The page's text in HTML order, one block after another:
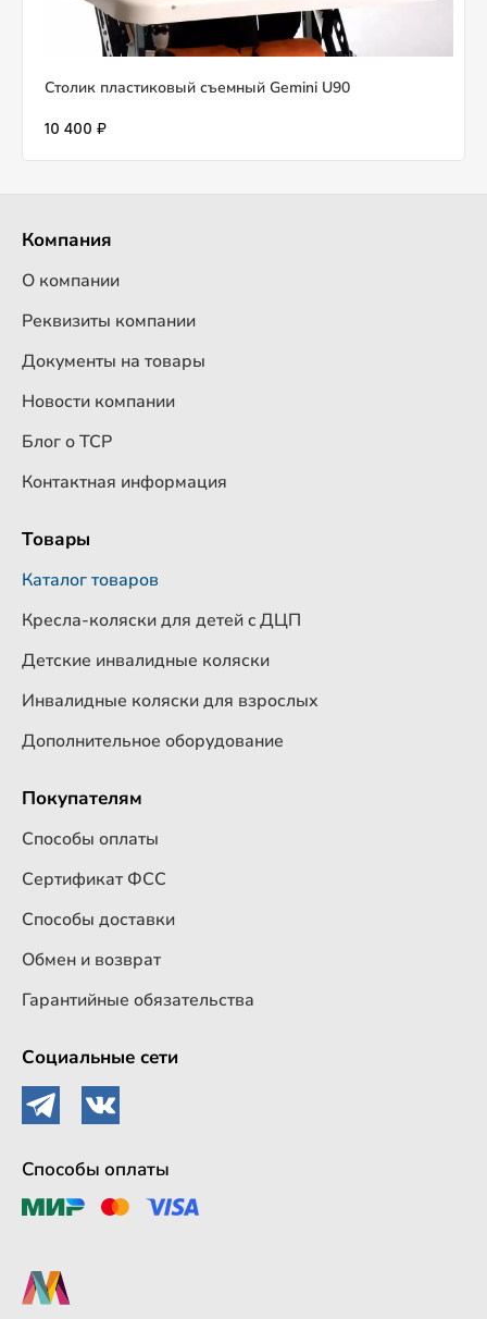
Столик пластиковый съемный Gemini U90
10 400 ₽
Компания
О компании
Реквизиты компании
Документы на товары
Новости компании
Блог о ТСР
Контактная информация
Товары
Каталог товаров
Кресла-коляски для детей c ДЦП
Детские инвалидные коляски
Инвалидные коляски для взрослых
Дополнительное оборудование
Покупателям
Способы оплаты
Сертификат ФСС
Способы доставки
Обмен и возврат
Гарантийные обязательства
Социальные сети
Способы оплаты